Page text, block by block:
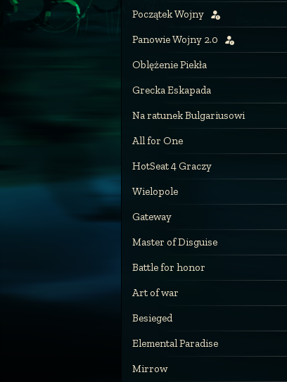
Początek Wojny
Panowie Wojny 2.0
Oblężenie Piekła
Grecka Eskapada
Na ratunek Bulgariusowi
All for One
HotSeat 4 Graczy
Wielopole
Gateway
Master of Disguise
Battle for honor
Art of war
Besieged
Elemental Paradise
Mirrow